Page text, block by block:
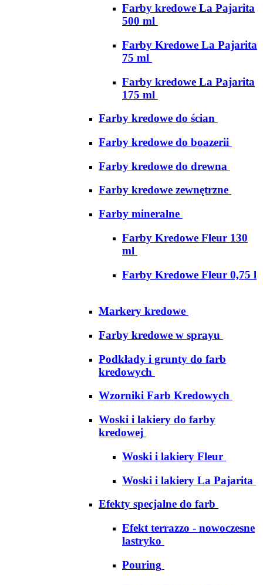
Farby kredowe La Pajarita
500 ml
Farby Kredowe La Pajarita
75 ml
Farby kredowe La Pajarita
175 ml
Farby kredowe do ścian
Farby kredowe do boazerii
Farby kredowe do drewna
Farby kredowe zewnętrzne
Farby mineralne
Farby Kredowe Fleur 130
ml
Farby Kredowe Fleur 0,75 l
Markery kredowe
Farby kredowe w sprayu
Podkłady i grunty do farb
kredowych
Wzorniki Farb Kredowych
Woski i lakiery do farby
kredowej
Woski i lakiery Fleur
Woski i lakiery La Pajarita
Efekty specjalne do farb
Efekt terrazzo - nowoczesne
lastryko
Pouring